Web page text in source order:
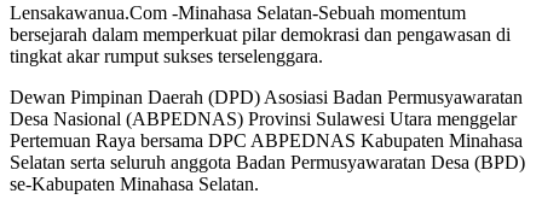
Lensakawanua.Com -Minahasa Selatan-Sebuah momentum
bersejarah dalam memperkuat pilar demokrasi dan pengawasan di
tingkat akar rumput sukses terselenggara.
Dewan Pimpinan Daerah (DPD) Asosiasi Badan Permusyawaratan
Desa Nasional (ABPEDNAS) Provinsi Sulawesi Utara menggelar
Pertemuan Raya bersama DPC ABPEDNAS Kabupaten Minahasa
Selatan serta seluruh anggota Badan Permusyawaratan Desa (BPD)
se-Kabupaten Minahasa Selatan.